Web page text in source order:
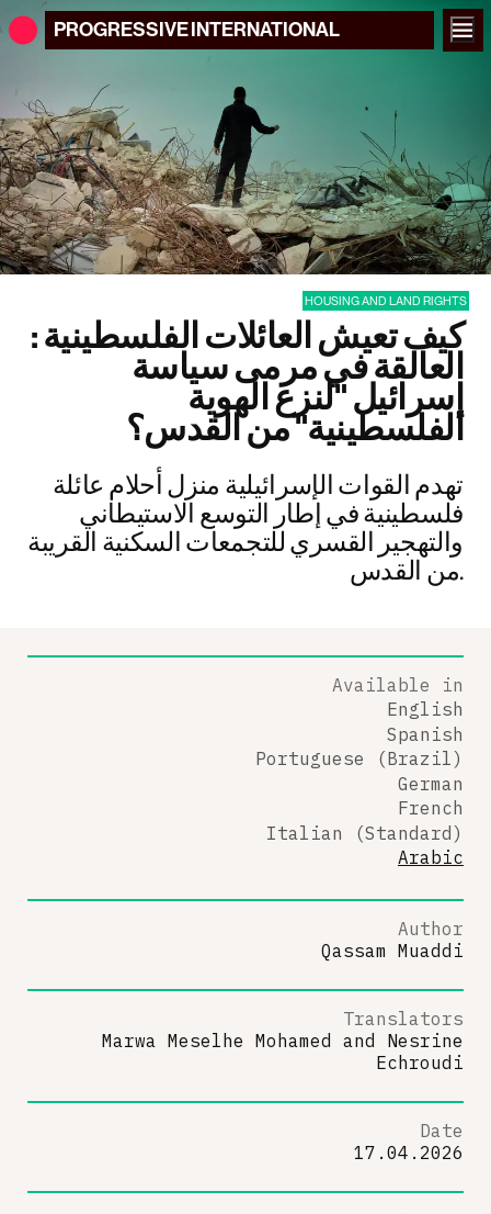
PROGRESSIVEINTERNATIONAL
HOUSING AND LAND RIGHTS
: كيف تعيش العائلات الفلسطينية
العالقة في مرمى سياسة
إسرائيل "لنزع الهوية
الفلسطينية" من القدس؟
تهدم القوات الإسرائيلية منزل أحلام عائلة
فلسطينية في إطار التوسع الاستيطاني
والتهجير القسري للتجمعات السكنية القريبة
من القدس.
Available in
English
Spanish
Portuguese (Brazil)
German
French
Italian (Standard)
Arabic
Author
Qassam Muaddi
Translators
Marwa Meselhe Mohamed and Nesrine
Echroudi
Date
17.04.2026